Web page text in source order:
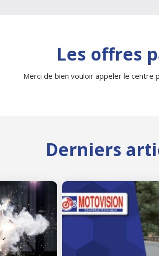
Les offres
Merci de bien vouloir appeler le centre
Derniers